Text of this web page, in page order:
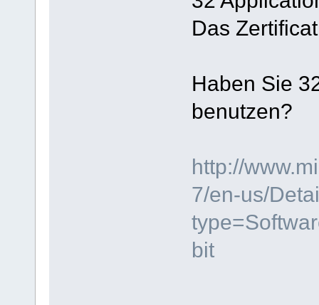
Das
Haben Sie
benutzen?
http://
7/en-us/
bit